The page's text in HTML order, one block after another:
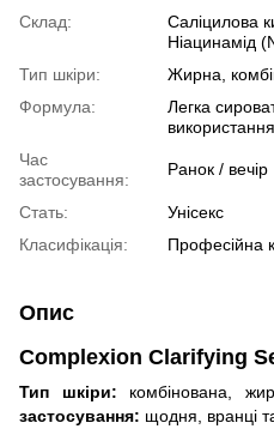
Склад:
Саліцилова
Ніацинамід
Тип шкіри:
Жирна,
Формула:
Легка
використання
Час
застосування:
Ранок / вечір
Стать:
Унісекс
Класифікація:
Професійна
Опис
Complexion Clarifying
Тип шкіри: комбінована,
застосування: щодня, вранці